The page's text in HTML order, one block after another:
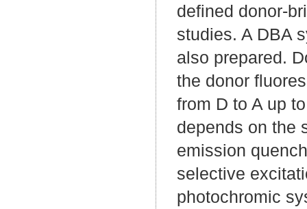
defined donor-
studies. A DBA
also prepared.
the donor
from D to A up
depends on the
emission
selective
photochromic